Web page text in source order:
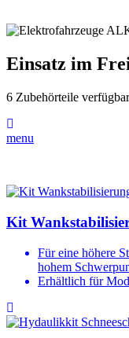
Einsatz im
6 Zubehörteile verfügbar
menu
Kit
Für eine höhere
hohem
Erhältlich für